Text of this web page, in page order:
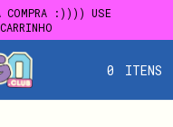
COMPRA :)))) USE
0 ITENS